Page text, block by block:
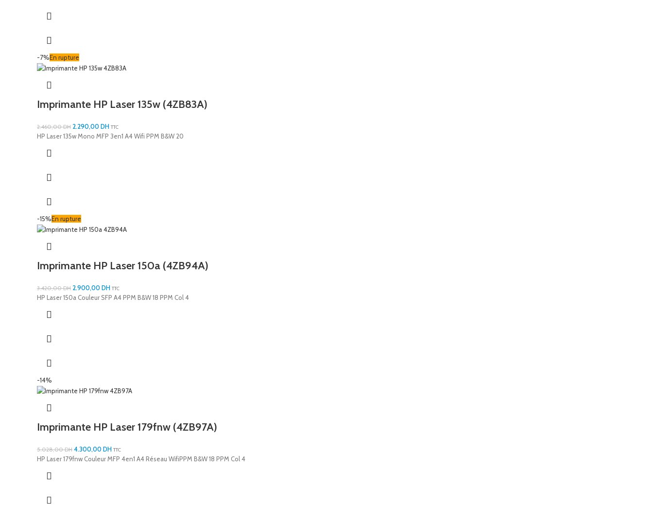
-7%En rupture
Imprimante HP Laser 135w (4ZB83A)
2.460,00DH 2.290,00DH TTC
HP Laser 135w Mono MFP 3en1 A4 Wifi PPM B&W 20
-15%En rupture
Imprimante HP Laser 150a (4ZB94A)
3.420,00DH 2.900,00DH TTC
HP Laser 150a Couleur SFP A4 PPM B&W 18 PPM Col 4
-14%
Imprimante HP Laser 179fnw (4ZB97A)
5.028,00DH 4.300,00DH TTC
HP Laser 179fnw Couleur MFP 4en1 A4 Réseau WifiPPM B&W 18 PPM Col 4